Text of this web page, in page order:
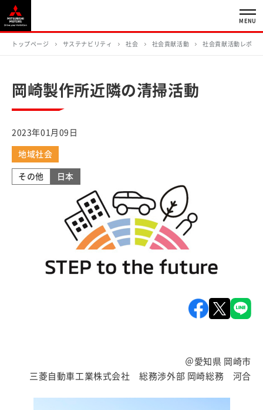
MENU
トップページ サステナビリティ 社会 社会貢献活動 社会貢献活動レポー
岡崎製作所近隣の清掃活動
2023年01月09日
地域社会
その他 日本
＠愛知県 岡崎市
三菱自動車工業株式会社 総務渉外部 岡崎総務 河合